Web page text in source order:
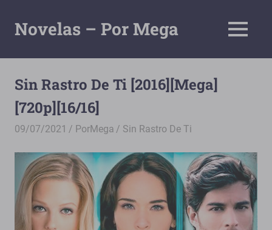
contenido
Novelas – Por Mega
De
Descarga
Por
Mega
MENÚ
Sin Rastro De Ti [2016][Mega]
[720p][16/16]
09/07/2021 PorMega Sin Rastro De Ti